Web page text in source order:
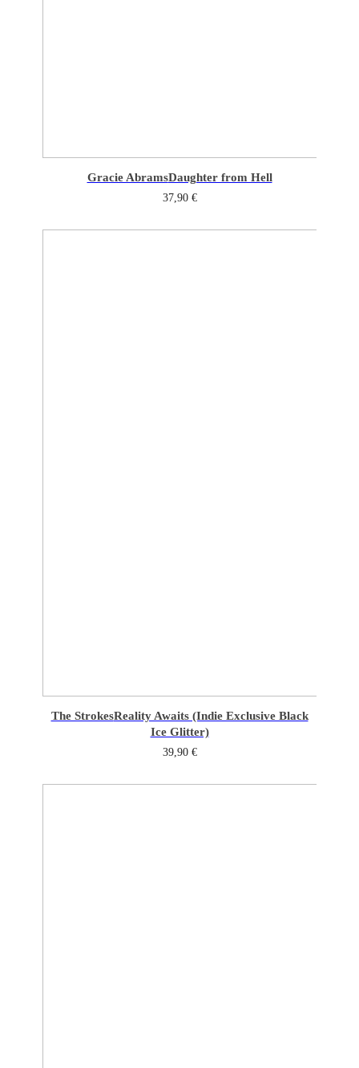
Gracie AbramsDaughter from Hell
37,90 €
The StrokesReality Awaits (Indie Exclusive Black
Ice Glitter)
39,90 €